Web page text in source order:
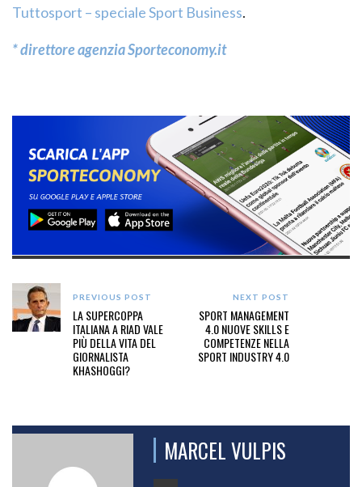
Tuttosport – speciale Sport Business.
* direttore agenzia Sporteconomy.it
PREVIOUS POST
LA SUPERCOPPA
ITALIANA A RIAD VALE
PIÙ DELLA VITA DEL
GIORNALISTA
KHASHOGGI?
NEXT POST
SPORT MANAGEMENT
4.0 NUOVE SKILLS E
COMPETENZE NELLA
SPORT INDUSTRY 4.0
MARCEL VULPIS